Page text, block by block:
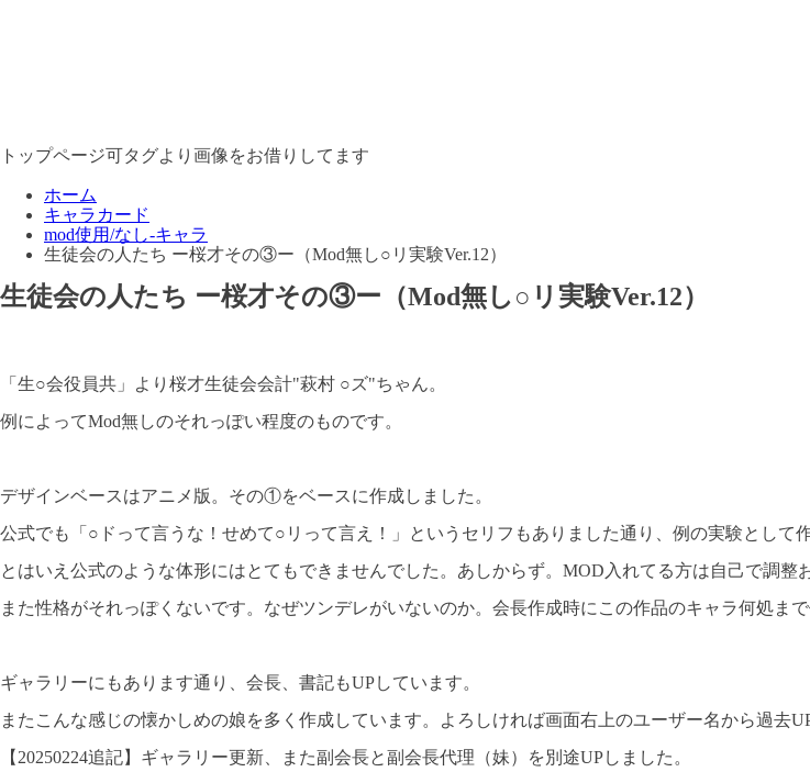
トップページ可タグより画像をお借りしてます
ホーム
キャラカード
mod使用/なし-キャラ
生徒会の人たち ー桜才その③ー（Mod無し○リ実験Ver.12）
生徒会の人たち ー桜才その③ー（Mod無し○リ実験Ver.12）
「生○会役員共」より桜才生徒会会計"萩村 ○ズ"ちゃん。
例によってMod無しのそれっぽい程度のものです。
デザインベースはアニメ版。その①をベースに作成しました。
公式でも「○ドって言うな！せめて○リって言え！」というセリフもありました通り、例の実験として
とはいえ公式のような体形にはとてもできませんでした。あしからず。MOD入れてる方は自己で調整
また性格がそれっぽくないです。なぜツンデレがいないのか。会長作成時にこの作品のキャラ何処ま
ギャラリーにもあります通り、会長、書記もUPしています。
またこんな感じの懐かしめの娘を多く作成しています。よろしければ画面右上のユーザー名から過去
【20250224追記】ギャラリー更新、また副会長と副会長代理（妹）を別途UPしました。